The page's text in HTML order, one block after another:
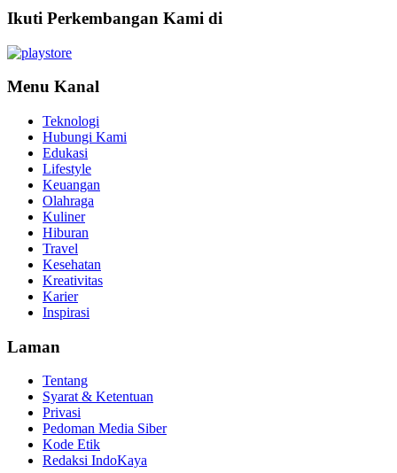
Ikuti Perkembangan Kami di
Menu Kanal
Teknologi
Hubungi Kami
Edukasi
Lifestyle
Keuangan
Olahraga
Kuliner
Hiburan
Travel
Kesehatan
Kreativitas
Karier
Inspirasi
Laman
Tentang
Syarat & Ketentuan
Privasi
Pedoman Media Siber
Kode Etik
Redaksi IndoKaya